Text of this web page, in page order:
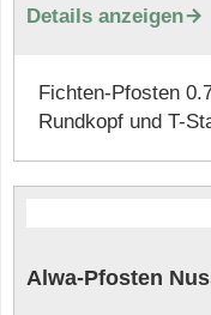
Details anzeigen
Fichten-Pfosten
Rundkopf und T-
Alwa-Pfosten